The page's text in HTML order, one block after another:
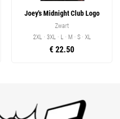
Joey's Midnight Club Logo
Zwart
2XL · 3XL · L · M · S · XL
€ 22.50